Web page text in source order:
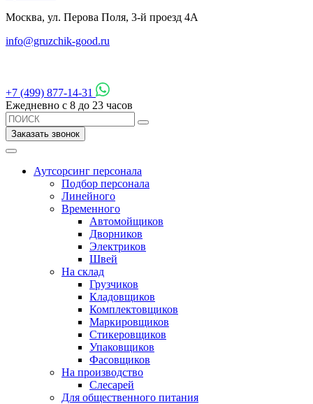
Москва, ул. Перова Поля, 3-й проезд 4А
info@gruzchik-good.ru
+7 (499) 877-14-31
Ежедневно с 8 до 23 часов
Заказать звонок
Аутсорсинг персонала
Подбор персонала
Линейного
Временного
Автомойщиков
Дворников
Электриков
Швей
На склад
Грузчиков
Кладовщиков
Комплектовщиков
Маркировщиков
Стикеровщиков
Упаковщиков
Фасовщиков
На производство
Слесарей
Для общественного питания